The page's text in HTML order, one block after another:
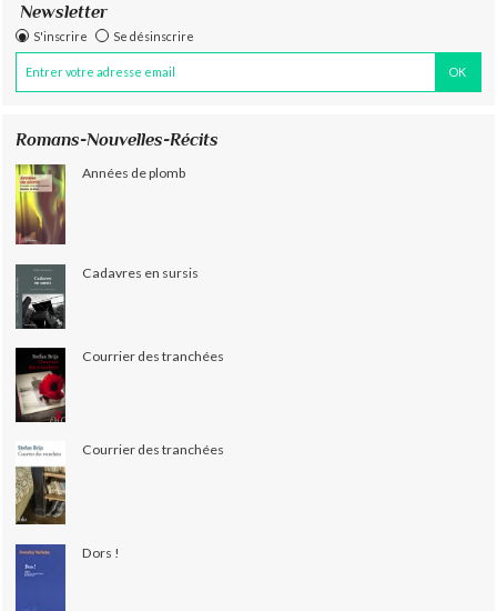
Newsletter
S'inscrire Se désinscrire
Romans-Nouvelles-Récits
Années de plomb
Cadavres en sursis
Courrier des tranchées
Courrier des tranchées
Dors !